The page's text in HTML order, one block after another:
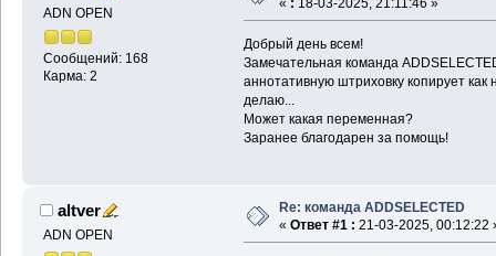
ADN OPEN
Сообщений: 168
Карма: 2
Добрый день всем!
Замечательная команда
аннотативную штриховку копирует
делаю...
Может какая переменная?
Заранее благодарен за помощь!
altver
ADN OPEN
Re: команда ADDSELECTED
« Ответ #1 : 21-03-2025, 00:12:22